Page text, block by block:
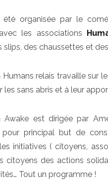
été organisée par le
les associations
slips, des chaussettes et d
Humans relais travaille
sans abris et à leur
Awake est dirigée par
principal but de
initiatives ( citoyens,
citoyens des actions
Tout un programme !